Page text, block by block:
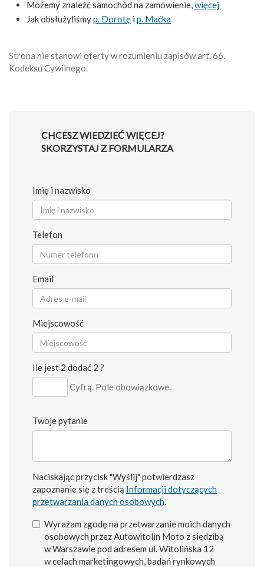
Możemy znaleźć samochód na zamówienie,więcej
Jak obsłużyliśmyp. Dorotę i p. Maćka
Strona nie stanowi oferty w rozumieniu zapisów art. 66.
Kodeksu Cywilnego.
CHCESZ WIEDZIEĆ WIĘCEJ?
SKORZYSTAJ Z FORMULARZA
Imię i nazwisko
Telefon
Email
Miejscowość
Ile jest 2 dodać 2 ?
Cyfrą. Pole obowiązkowe.
Twoje pytanie
Naciskając przycisk "Wyślij" potwierdzasz
zapoznanie się z treścią Informacji dotyczących
przetwarzania danych osobowych
Wyrażam zgodę na przetwarzanie moich danych
osobowych przez Autowitolin Moto z siedzibą
w Warszawie pod adresem ul. Witolińska 12
w celach marketingowych, badań rynkowych